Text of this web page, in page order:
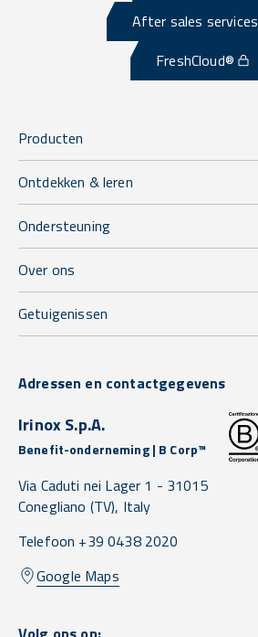
After sales services
FreshCloud®
Producten
Ontdekken & leren
Ondersteuning
Over ons
Getuigenissen
Adressen en contactgegevens
Irinox S.p.A.
Benefit-onderneming | B Corp™
Via Caduti nei Lager 1 - 31015
Conegliano (TV), Italy
Telefoon +39 0438 2020
Google Maps